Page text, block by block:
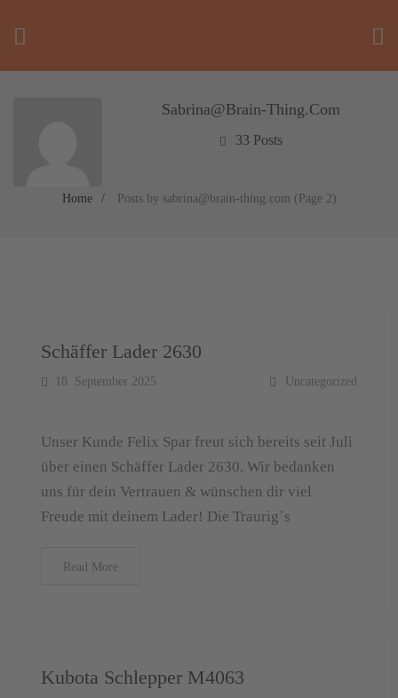
Sabrina@brain-Thing.com
33 Posts
Home Posts by sabrina@brain-thing.com (Page 2)
Schäffer Lader 2630
18. September 2025 Uncategorized
Unser Kunde Felix Spar freut sich bereits seit Juli
über einen Schäffer Lader 2630. Wir bedanken
uns für dein Vertrauen & wünschen dir viel
Freude mit deinem Lader! Die Traurig´s
Read More
Kubota Schlepper M4063